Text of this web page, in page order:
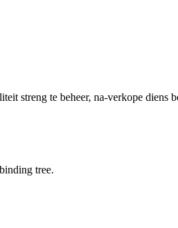
streng te beheer, na-verkope
tree.